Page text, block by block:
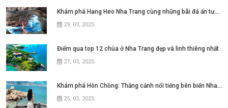
Khám phá Hang Heo Nha Trang cùng những bãi đá ấn tượng
29, 03, 2025.
Điểm qua top 12 chùa ở Nha Trang đẹp và linh thiêng nhất
27, 03, 2025.
Khám phá Hòn Chồng: Thắng cảnh nổi tiếng bên biển Nha Trang
25, 03, 2025.